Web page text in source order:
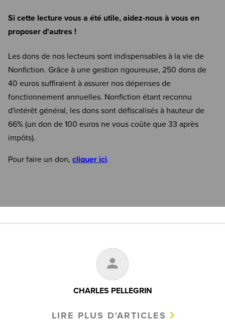
Si cette lecture vous a été utile, aidez-nous à vous en
proposer d'autres !
Les dons de nos lecteurs sont indispensables à la vie de
Nonfiction. Grâce à une gestion rigoureuse, 250 dons de
40 euros suffiraient à assurer nos dépenses de
fonctionnement annuelles. Nonfiction étant reconnu
d'intérêt général, les dons sont défiscalisés à hauteur de
66% (un don de 100 euros ne vous coûte que 33 après
impôts).
Pour faire un don, cliquer ici.
CHARLES PELLEGRIN
LIRE PLUS D'ARTICLES